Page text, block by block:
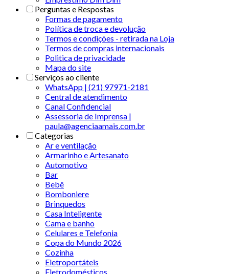
Perguntas e Respostas
Formas de pagamento
Política de troca e devolução
Termos e condições - retirada na Loja
Termos de compras internacionais
Politica de privacidade
Mapa do site
Serviços ao cliente
WhatsApp | (21) 97971-2181
Central de atendimento
Canal Confidencial
Assessoria de Imprensa |
paula@agenciaamais.com.br
Categorias
Ar e ventilação
Armarinho e Artesanato
Automotivo
Bar
Bebê
Bomboniere
Brinquedos
Casa Inteligente
Cama e banho
Celulares e Telefonia
Copa do Mundo 2026
Cozinha
Eletroportáteis
Eletrodomésticos